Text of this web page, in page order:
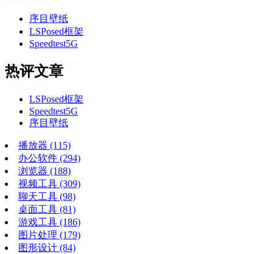
序目壁纸
LSPosed框架
Speedtest5G
热评文章
LSPosed框架
Speedtest5G
序目壁纸
播放器 (115)
办公软件 (294)
浏览器 (188)
视频工具 (309)
聊天工具 (98)
桌面工具 (81)
游戏工具 (186)
图片处理 (179)
图形设计 (84)